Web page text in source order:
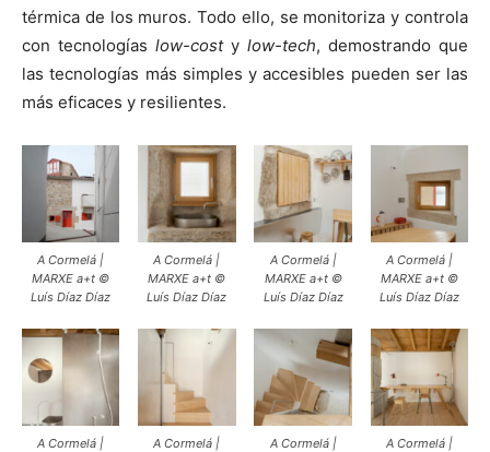
térmica de los muros. Todo ello, se monitoriza y controla
con tecnologías low-costy low-tech, demostrando que
las tecnologías más simples y accesibles pueden ser las
más eficaces y resilientes.
A Cormelá |
MARXE a+t ©
Luís Díaz Díaz
A Cormelá |
MARXE a+t ©
Luís Díaz Díaz
A Cormelá |
MARXE a+t ©
Luís Díaz Díaz
A Cormelá |
MARXE a+t ©
Luís Díaz Díaz
A Cormelá |
A Cormelá |
A Cormelá |
A Cormelá |